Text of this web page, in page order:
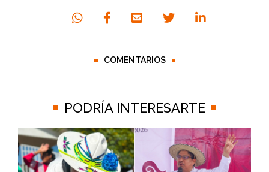
COMENTARIOS
PODRÍA INTERESARTE